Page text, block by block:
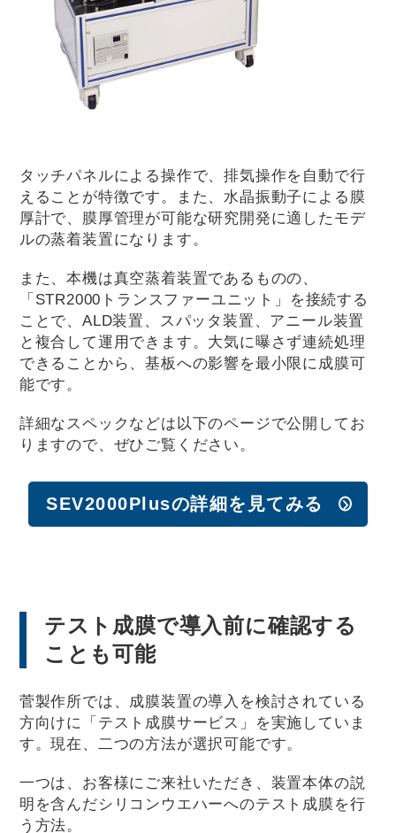
タッチパネルによる操作で、排気操作を自動で行
えることが特徴です。また、水晶振動子による膜
厚計で、膜厚管理が可能な研究開発に適したモデ
ルの蒸着装置になります。
また、本機は真空蒸着装置であるものの、
「STR2000トランスファーユニット」を接続する
ことで、ALD装置、スパッタ装置、アニール装置
と複合して運用できます。大気に曝さず連続処理
できることから、基板への影響を最小限に成膜可
能です。
詳細なスペックなどは以下のページで公開してお
りますので、ぜひご覧ください。
SEV2000Plusの詳細を見てみる
テスト成膜で導入前に確認する
ことも可能
菅製作所では、成膜装置の導入を検討されている
方向けに「テスト成膜サービス」を実施していま
す。現在、二つの方法が選択可能です。
一つは、お客様にご来社いただき、装置本体の説
明を含んだシリコンウエハーへのテスト成膜を行
う方法。